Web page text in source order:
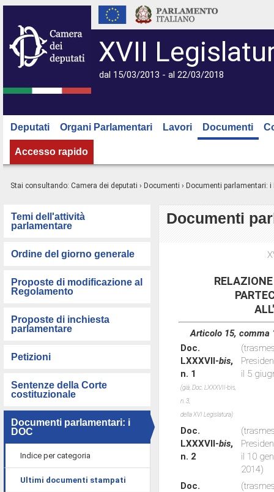
XVII
dal 15/03/2013 - al 22/03/2018
Deputati Organi Parlamentari Lavori Documenti
Accesso rapido
Stai consultando: Camera dei deputati › Documenti › Documenti parlamentari: i
Temi dell'attività
parlamentare
Ordine del giorno generale
Proposte di modificazione al
Regolamento
Proposte di inchiesta
parlamentare
Petizioni
Sentenze della Corte
costituzionale
Documenti parlamentari: i
DOC
Indice per categoria
Ultimi documenti stampati
Documenti
Articolo 15, comma
Doc.
LXXXVII-bis,
n. 1
(già, Doc. LXXXVII-bis
n. 3,
della XVI Legislatura)
il 5
Doc.
LXXXVII-bis,
n. 2
il 10
2014)
Doc.